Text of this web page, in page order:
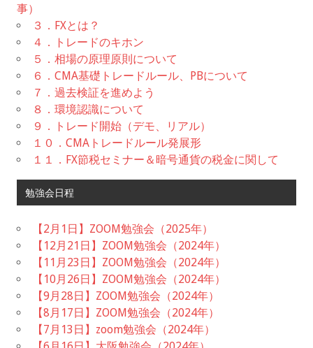
事）
３．FXとは？
４．トレードのキホン
５．相場の原理原則について
６．CMA基礎トレードルール、PBについて
７．過去検証を進めよう
８．環境認識について
９．トレード開始（デモ、リアル）
１０．CMAトレードルール発展形
１１．FX節税セミナー＆暗号通貨の税金に関して
勉強会日程
【2月1日】ZOOM勉強会（2025年）
【12月21日】ZOOM勉強会（2024年）
【11月23日】ZOOM勉強会（2024年）
【10月26日】ZOOM勉強会（2024年）
【9月28日】ZOOM勉強会（2024年）
【8月17日】ZOOM勉強会（2024年）
【7月13日】zoom勉強会（2024年）